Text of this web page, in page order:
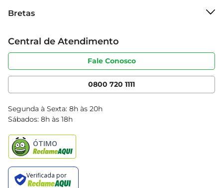
Grupo Cencosud
Sobre privacidade
Portal do fornecedor
Cencosud Media
Bretas
Produtos Bretas
Código de ética
Serviços
Clube Bretas
Blog Bretas
Black Friday
Central de Atendimento
Fale Conosco
0800 720 1111
Segunda à Sexta: 8h às 20h
Sábados: 8h às 18h